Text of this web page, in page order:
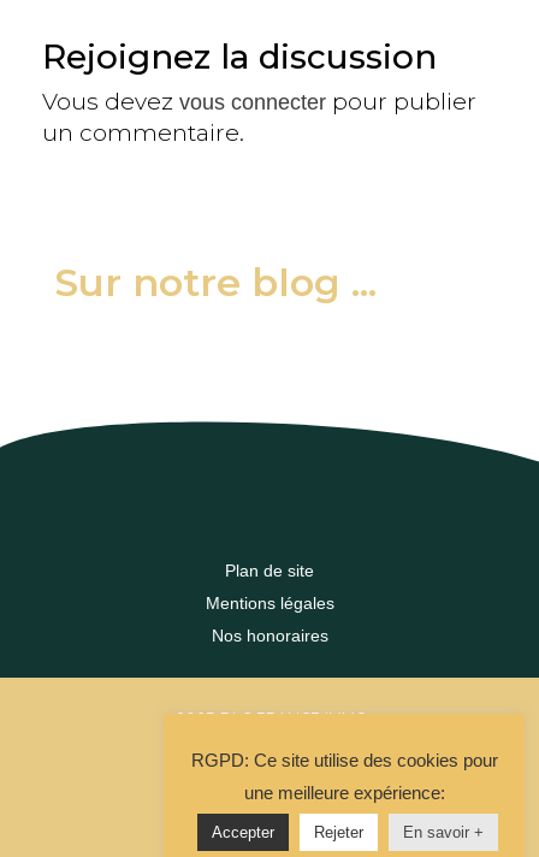
Rejoignez la discussion
Vous devez vous connecter pour publier
un commentaire.
Sur notre blog ...
Plan de site
Mentions légales
Nos honoraires
2023 DLC FRANCE IMMO
La Solution Immo
RGPD: Ce site utilise des cookies pour
une meilleure expérience:
Accepter Rejeter En savoir +